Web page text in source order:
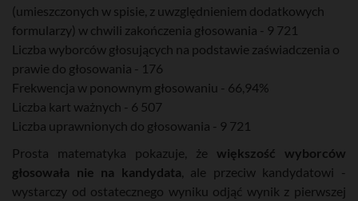
(umieszczonych w spisie, z uwzględnieniem dodatkowych
formularzy) w chwili zakończenia głosowania - 9 721
Liczba wyborców głosujących na podstawie zaświadczenia o
prawie do głosowania - 176
Frekwencja w ponownym głosowaniu - 66,94%
Liczba kart ważnych - 6 507
Liczba uprawnionych do głosowania - 9 721
Prosta matematyka pokazuje, że większość wyborców
głosowała nie na kandydata , ale przeciw kandydatowi -
wystarczy od ostatecznego wyniku odjąć wynik z pierwszej